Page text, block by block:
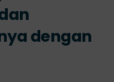
Kami
dengan